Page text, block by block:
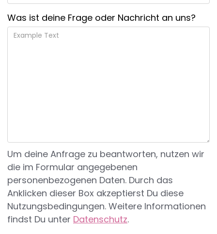
Was ist deine Frage oder Nachricht an uns?
Um deine Anfrage zu beantworten, nutzen wir
die im Formular angegebenen
personenbezogenen Daten. Durch das
Anklicken dieser Box akzeptierst Du diese
Nutzungsbedingungen. Weitere Informationen
findst Du unter Datenschutz.